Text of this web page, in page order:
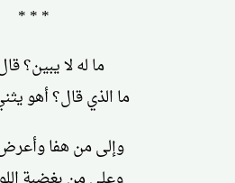
* * *
ما له لا يبين؟
ما الذي قال؟ أهو
وإلى من هفا